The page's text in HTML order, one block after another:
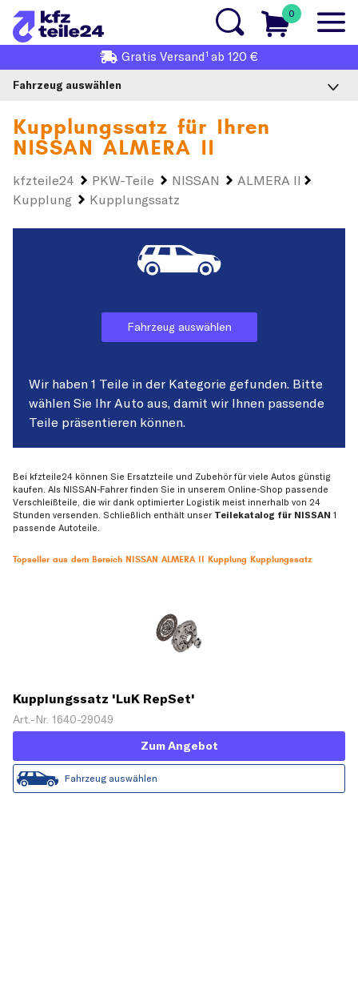
0
Gratis Versand1 ab 120 €
Fahrzeug auswählen
Kupplungssatz für Ihren
NISSAN ALMERA II
kfzteile24 PKW-Teile NISSAN
ALMERA II
Kupplung
Kupplungssatz
Fahrzeug auswählen
Wir haben 1 Teile in der Kategorie gefunden. Bitte
wählen Sie Ihr Auto aus, damit wir Ihnen passende
Teile präsentieren können.
Bei kfzteile24 können Sie Ersatzteile und Zubehör für viele Autos günstig
kaufen. Als NISSAN-Fahrer finden Sie in unserem Online-Shop passende
Verschleißteile, die wir dank optimierter Logistik meist innerhalb von 24
Stunden versenden. Schließlich enthält unser Teilekatalog für NISSAN 1
passende Autoteile.
Topseller aus dem Bereich NISSAN ALMERA II Kupplung Kupplungssatz
Kupplungssatz 'LuK RepSet'
Art.-Nr. 1640-29049
Zum Angebot
Fahrzeug auswählen